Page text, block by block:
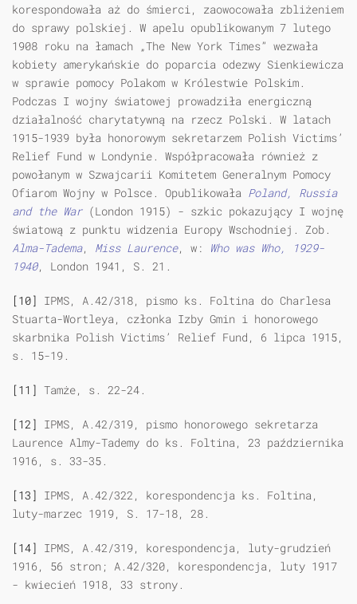
korespondowała aż do śmierci, zaowocowała zbliżeniem
do sprawy polskiej. W apelu opublikowanym 7 lutego
1908 roku na łamach „The New York Times” wezwała
kobiety amerykańskie do poparcia odezwy Sienkiewicza
w sprawie pomocy Polakom w Królestwie Polskim.
Podczas I wojny światowej prowadziła energiczną
działalność charytatywną na rzecz Polski. W latach
1915-1939 była honorowym sekretarzem Polish Victims’
Relief Fund w Londynie. Współpracowała również z
powołanym w Szwajcarii Komitetem Generalnym Pomocy
Ofiarom Wojny w Polsce. Opublikowała Poland, Russia
and the War(London 1915) - szkic pokazujący I wojnę
światową z punktu widzenia Europy Wschodniej. Zob.
Alma-Tadema, Miss Laurence, w:
Who was Who, 1929-
1940, London 1941, S. 21.
[10] IPMS, A.42/318, pismo ks. Foltina do Charlesa
Stuarta-Wortleya, członka Izby Gmin i honorowego
skarbnika Polish Victims’ Relief Fund, 6 lipca 1915,
s. 15-19.
[11] Tamże, s. 22-24.
[12] IPMS, A.42/319, pismo honorowego sekretarza
Laurence Almy-Tademy do ks. Foltina, 23 października
1916, s. 33-35.
[13] IPMS, A.42/322, korespondencja ks. Foltina,
luty-marzec 1919, S. 17-18, 28.
[14] IPMS, A.42/319, korespondencja, luty-grudzień
1916, 56 stron; A.42/320, korespondencja, luty 1917
- kwiecień 1918, 33 strony.